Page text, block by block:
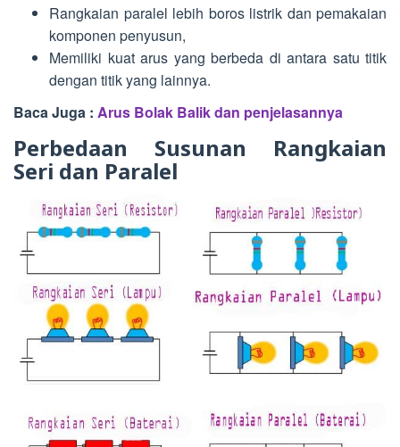
Rangkaian paralel lebih boros listrik dan pemakaian
komponen penyusun,
Memiliki kuat arus yang berbeda di antara satu titik
dengan titik yang lainnya.
Baca Juga : Arus Bolak Balik dan penjelasannya
Perbedaan Susunan Rangkaian
Seri dan Paralel